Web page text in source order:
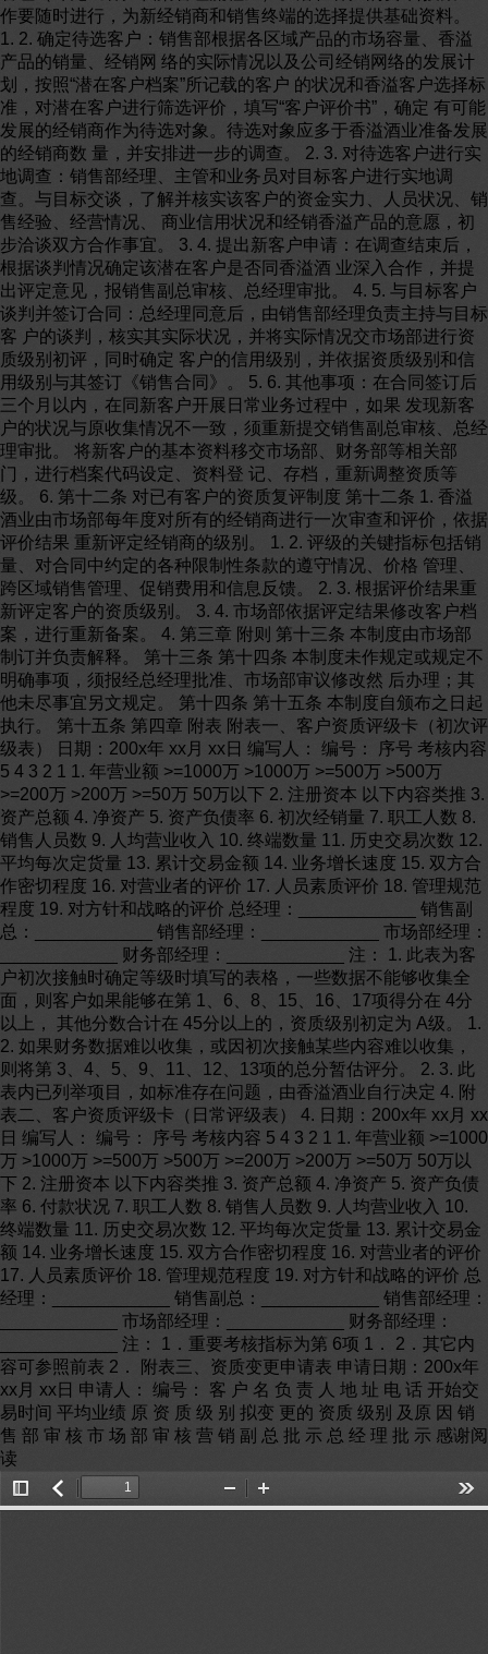
作要随时进行，为新经销商和销售终端的选择提供基础资料。
1. 2. 确定待选客户：销售部根据各区域产品的市场容量、香溢
产品的销量、经销网 络的实际情况以及公司经销网络的发展计
划，按照“潜在客户档案”所记载的客户 的状况和香溢客户选择标
准，对潜在客户进行筛选评价，填写“客户评价书”，确定 有可能
发展的经销商作为待选对象。待选对象应多于香溢酒业准备发展
的经销商数 量，并安排进一步的调查。 2. 3. 对待选客户进行实
地调查：销售部经理、主管和业务员对目标客户进行实地调
查。与目标交谈，了解并核实该客户的资金实力、人员状况、销
售经验、经营情况、 商业信用状况和经销香溢产品的意愿，初
步洽谈双方合作事宜。 3. 4. 提出新客户申请：在调查结束后，
根据谈判情况确定该潜在客户是否同香溢酒 业深入合作，并提
出评定意见，报销售副总审核、总经理审批。 4. 5. 与目标客户
谈判并签订合同：总经理同意后，由销售部经理负责主持与目标
客 户的谈判，核实其实际状况，并将实际情况交市场部进行资
质级别初评，同时确定 客户的信用级别，并依据资质级别和信
用级别与其签订《销售合同》。 5. 6. 其他事项：在合同签订后
三个月以内，在同新客户开展日常业务过程中，如果 发现新客
户的状况与原收集情况不一致，须重新提交销售副总审核、总经
理审批。 将新客户的基本资料移交市场部、财务部等相关部
门，进行档案代码设定、资料登 记、存档，重新调整资质等
级。 6. 第十二条 对已有客户的资质复评制度 第十二条 1. 香溢
酒业由市场部每年度对所有的经销商进行一次审查和评价，依据
评价结果 重新评定经销商的级别。 1. 2. 评级的关键指标包括销
量、对合同中约定的各种限制性条款的遵守情况、价格 管理、
跨区域销售管理、促销费用和信息反馈。 2. 3. 根据评价结果重
新评定客户的资质级别。 3. 4. 市场部依据评定结果修改客户档
案，进行重新备案。 4. 第三章 附则 第十三条 本制度由市场部
制订并负责解释。 第十三条 第十四条 本制度未作规定或规定不
明确事项，须报经总经理批准、市场部审议修改然 后办理；其
他未尽事宜另文规定。 第十四条 第十五条 本制度自颁布之日起
执行。 第十五条 第四章 附表 附表一、客户资质评级卡（初次评
级表） 日期：200x年 xx月 xx日 编写人： 编号： 序号 考核内容
5 4 3 2 1 1. 年营业额 >=1000万 >1000万 >=500万 >500万
>=200万 >200万 >=50万 50万以下 2. 注册资本 以下内容类推 3.
资产总额 4. 净资产 5. 资产负债率 6. 初次经销量 7. 职工人数 8.
销售人员数 9. 人均营业收入 10. 终端数量 11. 历史交易次数 12.
平均每次定货量 13. 累计交易金额 14. 业务增长速度 15. 双方合
作密切程度 16. 对营业者的评价 17. 人员素质评价 18. 管理规范
程度 19. 对方针和战略的评价 总经理：____________ 销售副
总：____________ 销售部经理：____________ 市场部经理：
____________ 财务部经理：____________ 注： 1. 此表为客
户初次接触时确定等级时填写的表格，一些数据不能够收集全
面，则客户如果能够在第 1、6、8、15、16、17项得分在 4分
以上， 其他分数合计在 45分以上的，资质级别初定为 A级。 1.
2. 如果财务数据难以收集，或因初次接触某些内容难以收集，
则将第 3、4、5、9、11、12、13项的总分暂估评分。 2. 3. 此
表内已列举项目，如标准存在问题，由香溢酒业自行决定 4. 附
表二、客户资质评级卡（日常评级表） 4. 日期：200x年 xx月 xx
日 编写人： 编号： 序号 考核内容 5 4 3 2 1 1. 年营业额 >=1000
万 >1000万 >=500万 >500万 >=200万 >200万 >=50万 50万以
下 2. 注册资本 以下内容类推 3. 资产总额 4. 净资产 5. 资产负债
率 6. 付款状况 7. 职工人数 8. 销售人员数 9. 人均营业收入 10.
终端数量 11. 历史交易次数 12. 平均每次定货量 13. 累计交易金
额 14. 业务增长速度 15. 双方合作密切程度 16. 对营业者的评价
17. 人员素质评价 18. 管理规范程度 19. 对方针和战略的评价 总
经理：____________ 销售副总：____________ 销售部经理：
____________ 市场部经理：____________ 财务部经理：
____________ 注： 1．重要考核指标为第 6项 1． 2．其它内
容可参照前表 2． 附表三、资质变更申请表 申请日期：200x年
xx月 xx日 申请人： 编号： 客 户 名 负 责 人 地 址 电 话 开始交
易时间 平均业绩 原 资 质 级 别 拟变 更的 资质 级别 及原 因 销
售 部 审 核 市 场 部 审 核 营 销 副 总 批 示 总 经 理 批 示 感谢阅
读
Toggle返
Zoom